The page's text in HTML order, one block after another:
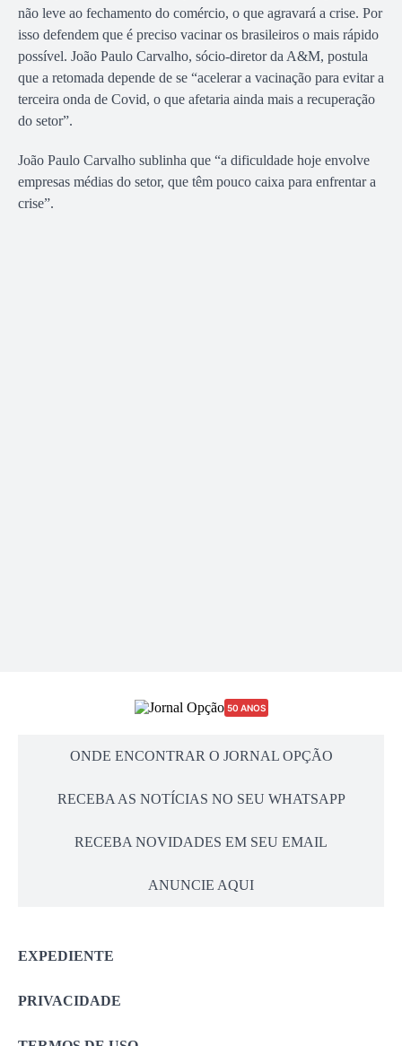
não leve ao fechamento do comércio, o que agravará a crise. Por
isso defendem que é preciso vacinar os brasileiros o mais rápido
possível. João Paulo Carvalho, sócio-diretor da A&M, postula
que a retomada depende de se “acelerar a vacinação para evitar a
terceira onda de Covid, o que afetaria ainda mais a recuperação
do setor”.
João Paulo Carvalho sublinha que “a dificuldade hoje envolve
empresas médias do setor, que têm pouco caixa para enfrentar a
crise”.
50 ANOS
ONDE ENCONTRAR O JORNAL OPÇÃO
RECEBA AS NOTÍCIAS NO SEU WHATSAPP
RECEBA NOVIDADES EM SEU EMAIL
ANUNCIE AQUI
EXPEDIENTE
PRIVACIDADE